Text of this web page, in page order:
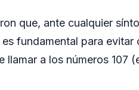
que, ante cualquier
fundamental para evitar
a los números 107